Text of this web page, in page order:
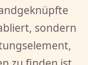
sondern